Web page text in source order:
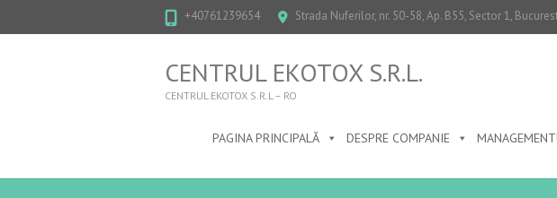
+40761239654 Strada Nuferilor, nr. 50-58, Ap. B55, Sector 1,
CENTRUL EKOTOX S.R.L.
CENTRUL EKOTOX S.R.L – RO
PAGINA PRINCIPALĂ DESPRE COMPANIE